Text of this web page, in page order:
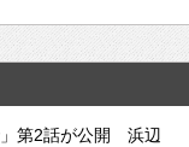
第2話が公開 浜辺